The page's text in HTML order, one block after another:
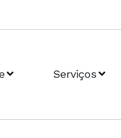
Serviços